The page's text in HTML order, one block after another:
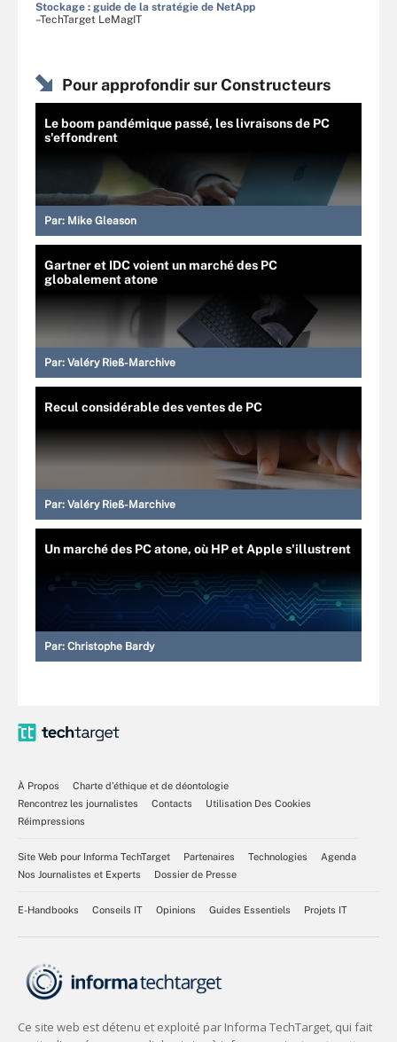
Stockage : guide de la stratégie de NetApp
–TechTarget LeMagIT
Pour approfondir sur Constructeurs
Le boom pandémique passé, les livraisons de PC
s'effondrent
Par: Mike Gleason
Gartner et IDC voient un marché des PC
globalement atone
Par: Valéry Rieß-Marchive
Recul considérable des ventes de PC
Par: Valéry Rieß-Marchive
Un marché des PC atone, où HP et Apple s'illustrent
Par: Christophe Bardy
À Propos
Charte d’éthique et de déontologie
Rencontrez les journalistes
Contacts
Utilisation Des Cookies
Réimpressions
Site Web pour Informa TechTarget Partenaires Technologies
Agenda
Nos Journalistes et Experts
Dossier de Presse
E-Handbooks Conseils IT Opinions Guides Essentiels Projets IT